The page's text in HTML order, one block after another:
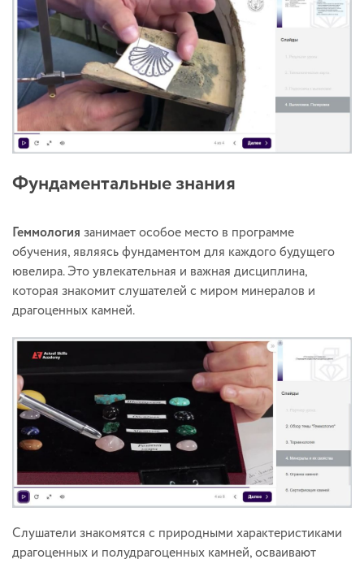
Фундаментальные знания
Геммология занимает особое место в программе
обучения, являясь фундаментом для каждого будущего
ювелира. Это увлекательная и важная дисциплина,
которая знакомит слушателей с миром минералов и
драгоценных камней.
Слушатели знакомятся с природными характеристиками
драгоценных и полудрагоценных камней, осваивают